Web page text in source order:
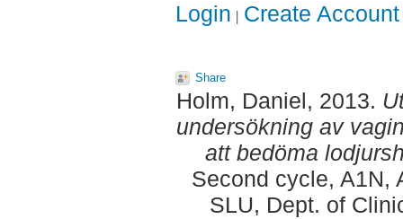
Login Create Account
Share
Holm, Daniel, 2013.
undersökning av
att bedöma
Second cycle, A1N,
SLU, Dept. of